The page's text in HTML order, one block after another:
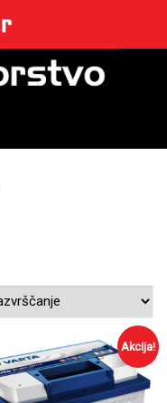
Akcija!